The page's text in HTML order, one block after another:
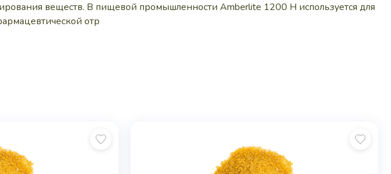
веществ. В пищевой промышленности Amberlite 1200 H используется для
отр